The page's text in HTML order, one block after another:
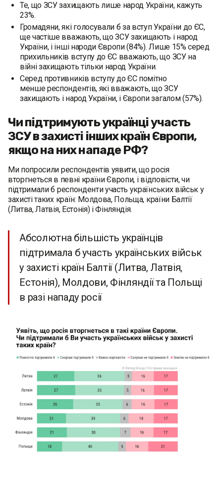
Те, що ЗСУ захищають лише народ України, кажуть
23%.
Громадяни, які голосували б за вступ України до ЄС,
ще частіше вважають, що ЗСУ захищають і народ
України, і інші народи Європи (84%). Лише 15% серед
прихильників вступу до ЄС вважають, що ЗСУ на
війні захищають тільки народ України.
Серед противників вступу до ЄС помітно
менше респондентів, які вважають, що ЗСУ
захищають і народ України, і Європи загалом (57%).
‍Чи підтримують українці участь
ЗСУ в захисті інших країн Європи,
якщо на них нападе РФ?
‍Ми попросили респондентів уявити, що росія
вторгнеться в певні країни Європи, і відповісти, чи
підтримали б респонденти участь українських військ у
захисті таких країн: Молдова, Польща, країни Балтії
(Литва, Латвія, Естонія) і Фінляндія.
Абсолютна більшість українців
підтримала б участь українських військ
у захисті країн Балтії (Литва, Латвія,
Естонія), Молдови, Фінляндії та Польщі
в разі нападу росії